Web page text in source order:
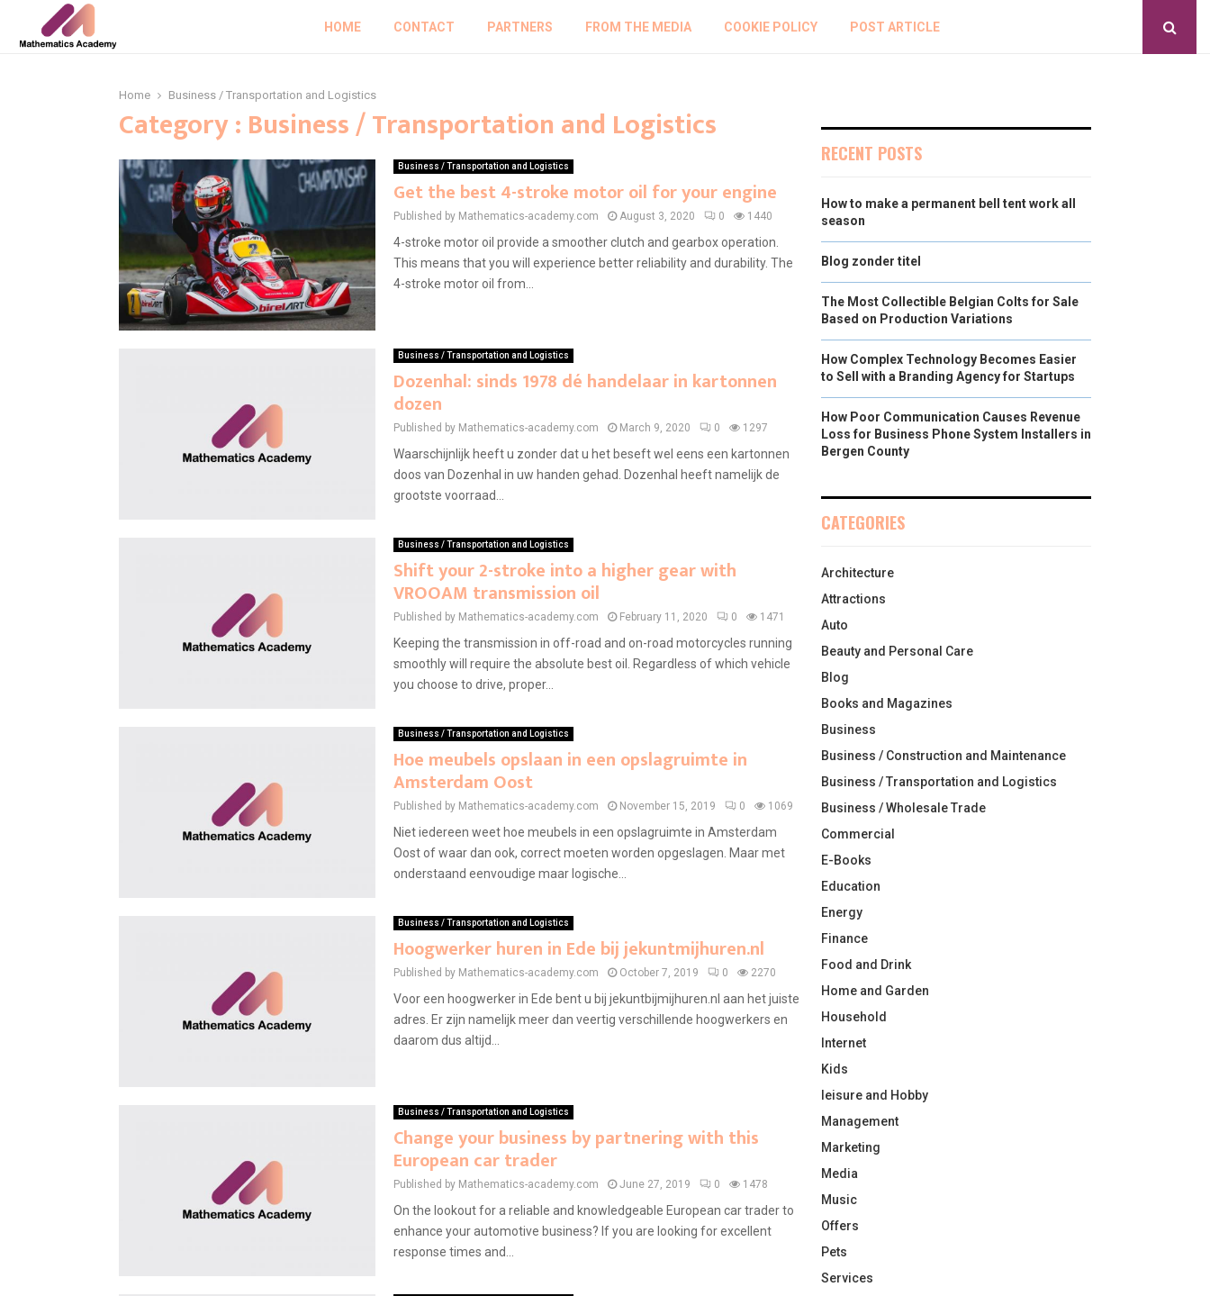
HOME CONTACT PARTNERS FROM THE MEDIA COOKIE POLICY POST ARTICLE
Home Business / Transportation and Logistics
Category : Business / Transportation and Logistics
Business / Transportation and Logistics
Get the best 4-stroke motor oil for your engine
Published by Mathematics-academy.com August 3, 2020 0 1440
4-stroke motor oil provide a smoother clutch and gearbox operation.
This means that you will experience better reliability and durability. The
4-stroke motor oil from...
Business / Transportation and Logistics
Dozenhal: sinds 1978 dé handelaar in kartonnen
dozen
Published by Mathematics-academy.com March 9, 2020 0 1297
Waarschijnlijk heeft u zonder dat u het beseft wel eens een kartonnen
doos van Dozenhal in uw handen gehad. Dozenhal heeft namelijk de
grootste voorraad...
Business / Transportation and Logistics
Shift your 2-stroke into a higher gear with
VROOAM transmission oil
Published by Mathematics-academy.com February 11, 2020 0 1471
Keeping the transmission in off-road and on-road motorcycles running
smoothly will require the absolute best oil. Regardless of which vehicle
you choose to drive, proper...
Business / Transportation and Logistics
Hoe meubels opslaan in een opslagruimte in
Amsterdam Oost
Published by Mathematics-academy.com November 15, 2019 0 1069
Niet iedereen weet hoe meubels in een opslagruimte in Amsterdam
Oost of waar dan ook, correct moeten worden opgeslagen. Maar met
onderstaand eenvoudige maar logische...
Business / Transportation and Logistics
Hoogwerker huren in Ede bij jekuntmijhuren.nl
Published by Mathematics-academy.com October 7, 2019 0 2270
Voor een hoogwerker in Ede bent u bij jekuntbijmijhuren.nl aan het juiste
adres. Er zijn namelijk meer dan veertig verschillende hoogwerkers en
daarom dus altijd...
Business / Transportation and Logistics
Change your business by partnering with this
European car trader
Published by Mathematics-academy.com June 27, 2019 0 1478
On the lookout for a reliable and knowledgeable European car trader to
enhance your automotive business? If you are looking for excellent
response times and...
RECENT POSTS
How to make a permanent bell tent work all
season
Blog zonder titel
The Most Collectible Belgian Colts for Sale
Based on Production Variations
How Complex Technology Becomes Easier
to Sell with a Branding Agency for Startups
How Poor Communication Causes Revenue
Loss for Business Phone System Installers in
Bergen County
CATEGORIES
Architecture
Attractions
Auto
Beauty and Personal Care
Blog
Books and Magazines
Business
Business / Construction and Maintenance
Business / Transportation and Logistics
Business / Wholesale Trade
Commercial
E-Books
Education
Energy
Finance
Food and Drink
Home and Garden
Household
Internet
Kids
leisure and Hobby
Management
Marketing
Media
Music
Offers
Pets
Services